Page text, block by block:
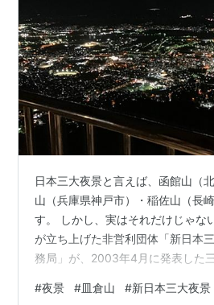
日本三大夜景と言えば、函館山（
山（兵庫県神戸市）・稲佐山（長
す。 しかし、実はそれだけじゃな
が立ち上げた非営利団体「新日本
務局」が、2003年4月に発表した
（山梨県山梨市）・若草山（奈良
#夜景 #皿倉山 #新日本三大夜景